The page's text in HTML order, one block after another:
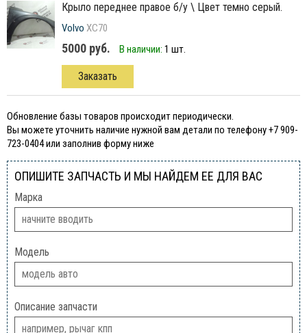
крыло переднее правое б/у \ Цвет темно серый.
Volvo XC70
5000 руб. В наличии: 1 шт.
Заказать
Обновление базы товаров происходит периодически.
Вы можете уточнить наличие нужной вам детали по телефону +7 909-
723-0404 или заполнив форму ниже
ОПИШИТЕ ЗАПЧАСТЬ И МЫ НАЙДЕМ ЕЕ ДЛЯ ВАС
Марка
Модель
Описание запчасти